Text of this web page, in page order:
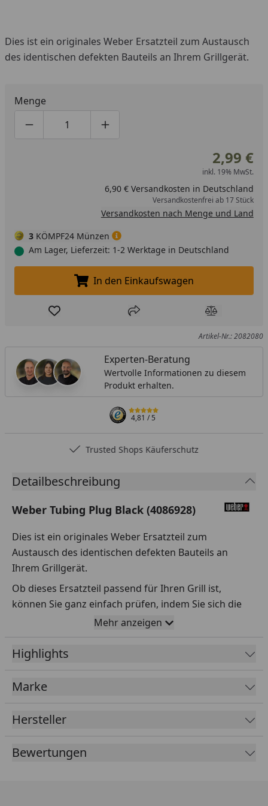
Dies ist ein originales Weber Ersatzteil zum Austausch
des identischen defekten Bauteils an Ihrem Grillgerät.
Menge
Produktmenge um eins verringern
Produktmenge manuell eingeben
Produktmenge um eins erhöhen
2,99 €
inkl. 19% MwSt.
6,90 € Versandkosten in Deutschland
Versandkostenfrei ab 17 Stück
Versandkosten nach Menge und Land
3 KÖMPF24 Münzen
Am Lager, Lieferzeit: 1-2 Werktage in Deutschland
In den Einkaufswagen legen
In den Einkaufswagen
Produkt zur Wunschliste hinzufügen
Teilen Produkt
Artikel-Nr.: 2082080
Experten-Beratung
Wertvolle Informationen zu diesem
Produkt erhalten.
4,81/ 5
Trusted Shops Käuferschutz
Detailbeschreibung
Weber Tubing Plug Black (4086928)
Dies ist ein originales Weber Ersatzteil zum
Austausch des identischen defekten Bauteils an
Ihrem Grillgerät.
Ob dieses Ersatzteil passend für Ihren Grill ist,
können Sie ganz einfach prüfen, indem Sie sich die
Explosionszeichnung Ihres Grills anschauen und dort
das betreffende Teil heraussuchen.
Über die Seriennummer Ihres Grillgeräts kommen Sie
ganz einfach zur passenden Explosionszeichnung.
Geben Sie dafür die Seriennummer
Sollte Ihnen nicht bekannt sein, wo Sie die
Seriennummer finden, klicken Sie bitteHIER.
Mehr anzeigen
Highlights
Marke
Hersteller
Bewertungen